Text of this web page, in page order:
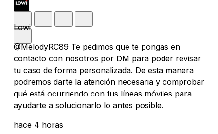
Lowi
@MelodyRC89 Te pedimos que te pongas en
contacto con nosotros por DM para poder revisar
tu caso de forma personalizada. De esta manera
podremos darte la atención necesaria y comprobar
qué está ocurriendo con tus líneas móviles para
ayudarte a solucionarlo lo antes posible.
hace 4 horas